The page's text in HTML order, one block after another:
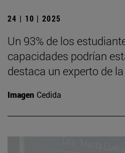
24 | 10 | 2025
Un 93% de los
capacidades podrían
destaca un experto de
Imagen Cedida